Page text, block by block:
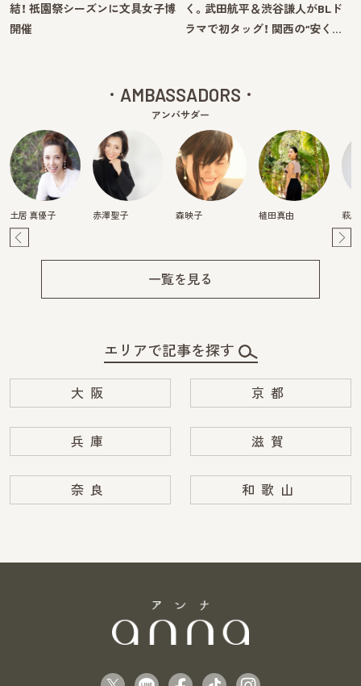
結！ 祇園祭シーズンに文具女子博
開催
く。武田航平＆渋谷謙人がBLド
ラマで初タッグ！ 関西の“安く…
AMBASSADORS
アンバサダー
土居 真優子 赤澤聖子 森映子 植田真由 萩
一覧を見る
エリアで記事を探す
大阪 京都
兵庫 滋賀
奈良 和歌山